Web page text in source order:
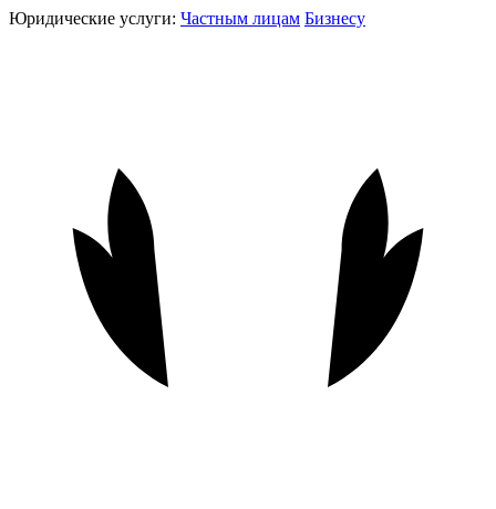
Юридические услуги: Частным лицам Бизнесу